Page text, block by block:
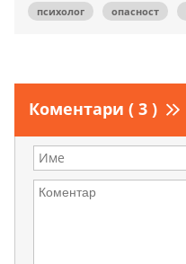
психолог
опасност
Коментари ( 3 )